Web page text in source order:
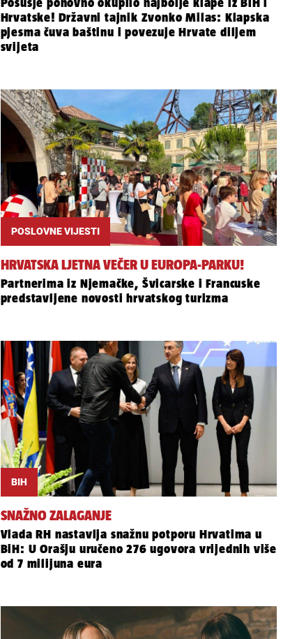
Posušje ponovno okupilo najbolje klape iz BiH i
Hrvatske! Državni tajnik Zvonko Milas: Klapska
pjesma čuva baštinu i povezuje Hrvate diljem
svijeta
POSLOVNE VIJESTI
HRVATSKA LJETNA VEČER U EUROPA-PARKU!
Partnerima iz Njemačke, Švicarske i Francuske
predstavljene novosti hrvatskog turizma
BIH
SNAŽNO ZALAGANJE
Vlada RH nastavlja snažnu potporu Hrvatima u
BiH: U Orašju uručeno 276 ugovora vrijednih više
od 7 milijuna eura